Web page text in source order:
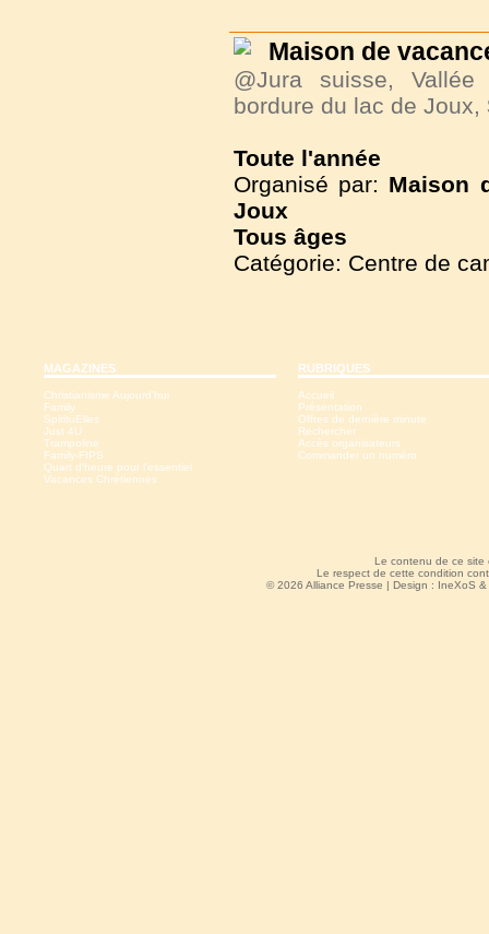
Maison de
@Jura suisse,
bordure du lac de Joux,
Toute l'année
Organisé par: Maison
Joux
Tous âges
Catégorie: Centre de
MAGAZINES
Christianisme Aujourd'hui
Family
SpirituElles
Just 4U
Trampoline
Family-FIPS
Quart d'heure pour l'essentiel
Vacances Chrétiennes
RUBRIQUES
Accueil
Présentation
Offres de dernière minute
Rechercher
Accès organisateurs
Commander un numéro
Le contenu de ce site
Le respect de cette condition
© 2026 Alliance Presse | Design : IneXoS &